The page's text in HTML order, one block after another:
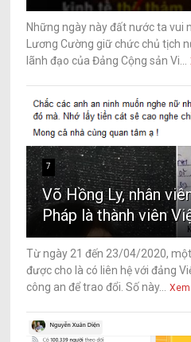
Những ngày này đất nước ta vui
Lương Cường giữ chức chủ tịch
lãnh đạo của Đảng Cộng sản Vi...
7
Võ Hồng Ly, nhân
Pháp là thành viên
Từ ngày 21 đến 23/04/2020,
được cho là có liên hệ với đảng
công an để trao đổi. Số này...